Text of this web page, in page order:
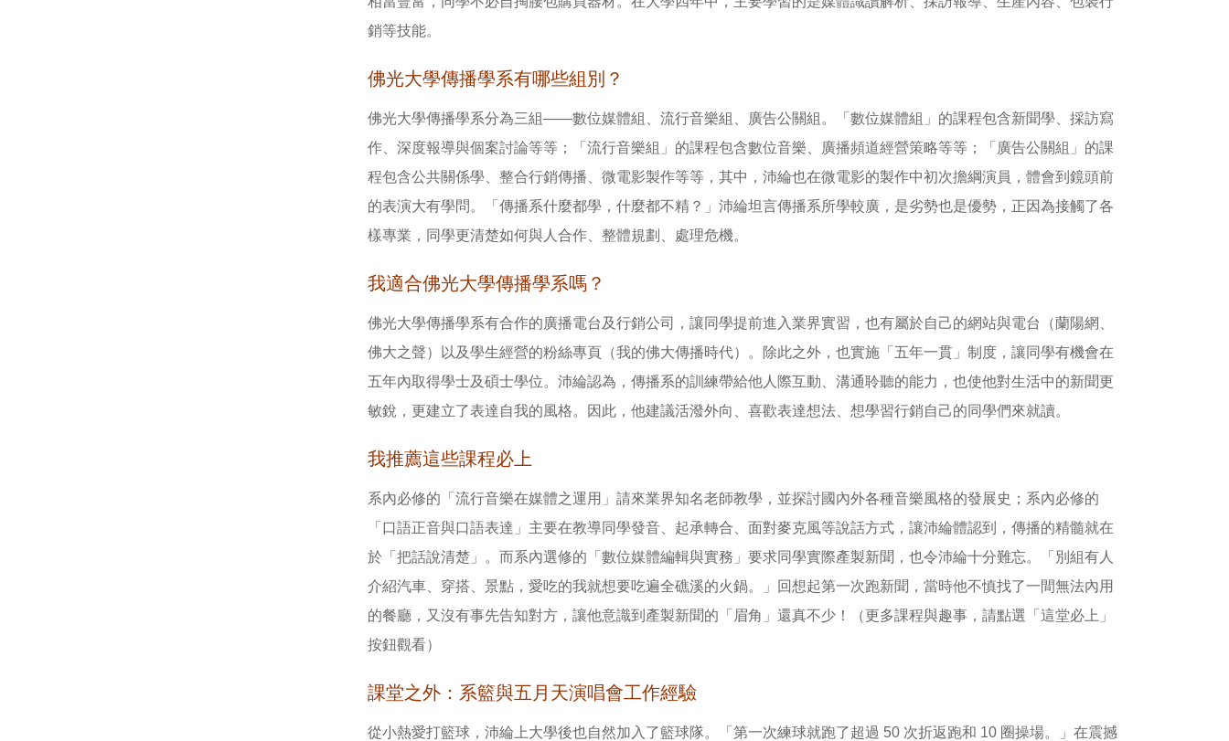
銷等技能。
佛光大學傳播學系有哪些組別？
佛光大學傳播學系分為三組——數位媒體組、流行音樂組、廣告公關組。「數位媒體組」的課程包含新聞學、採訪寫
作、深度報導與個案討論等等；「流行音樂組」的課程包含數位音樂、廣播頻道經營策略等等；「廣告公關組」的課
程包含公共關係學、整合行銷傳播、微電影製作等等，其中，沛綸也在微電影的製作中初次擔綱演員，體會到鏡頭前
的表演大有學問。「傳播系什麼都學，什麼都不精？」沛綸坦言傳播系所學較廣，是劣勢也是優勢，正因為接觸了各
樣專業，同學更清楚如何與人合作、整體規劃、處理危機。
我適合佛光大學傳播學系嗎？
佛光大學傳播學系有合作的廣播電台及行銷公司，讓同學提前進入業界實習，也有屬於自己的網站與電台（蘭陽網、
佛大之聲）以及學生經營的粉絲專頁（我的佛大傳播時代）。除此之外，也實施「五年一貫」制度，讓同學有機會在
五年內取得學士及碩士學位。沛綸認為，傳播系的訓練帶給他人際互動、溝通聆聽的能力，也使他對生活中的新聞更
敏銳，更建立了表達自我的風格。因此，他建議活潑外向、喜歡表達想法、想學習行銷自己的同學們來就讀。
我推薦這些課程必上
系內必修的「流行音樂在媒體之運用」請來業界知名老師教學，並探討國內外各種音樂風格的發展史；系內必修的
「口語正音與口語表達」主要在教導同學發音、起承轉合、面對麥克風等說話方式，讓沛綸體認到，傳播的精髓就在
於「把話說清楚」。而系內選修的「數位媒體編輯與實務」要求同學實際產製新聞，也令沛綸十分難忘。「別組有人
介紹汽車、穿搭、景點，愛吃的我就想要吃遍全礁溪的火鍋。」回想起第一次跑新聞，當時他不慎找了一間無法內用
的餐廳，又沒有事先告知對方，讓他意識到產製新聞的「眉角」還真不少！（更多課程與趣事，請點選「這堂必上」
按鈕觀看）
課堂之外：系籃與五月天演唱會工作經驗
從小熱愛打籃球，沛綸上大學後也自然加入了籃球隊。「第一次練球就跑了超過 50 次折返跑和 10 圈操場。」在震撼